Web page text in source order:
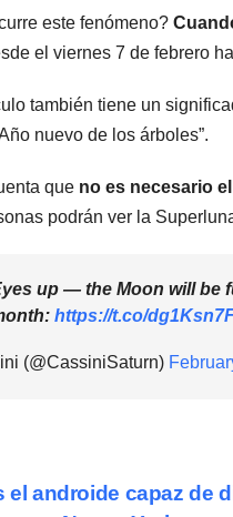
este fenómeno?
el viernes 7 de febrero
también tiene un
nuevo de los árboles”.
que no es necesario
podrán ver la
up — the Moon will be
https://t.co/
(@CassiniSaturn)
el androide capaz de